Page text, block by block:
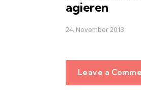
agieren
24. November 2013
Leave a